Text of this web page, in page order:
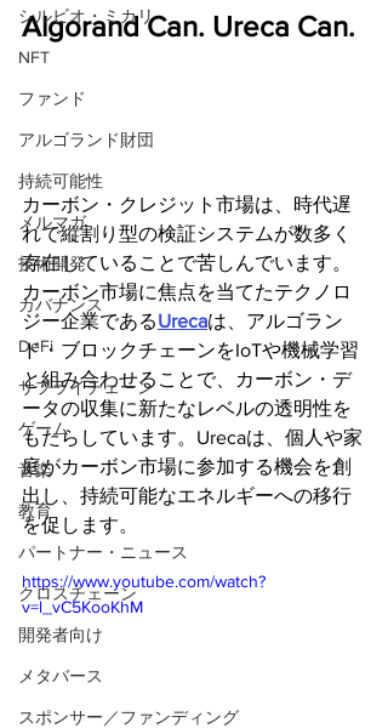
シルビオ・ミカリ
NFT
ファンド
アルゴランド財団
持続可能性
メルマガ
技術開発
ガバナンス
DeFi
サプライチェーン
ゲーム
音楽
教育
パートナー・ニュース
クロスチェーン
開発者向け
メタバース
スポンサー／ファンディング
Algorand Can. Ureca Can.
カーボン・クレジット市場は、時代遅
れで縦割り型の検証システムが数多く
存在していることで苦しんでいます。
カーボン市場に焦点を当てたテクノロ
ジー企業であるUrecaは、アルゴラン
ド・ブロックチェーンをIoTや機械学習
と組み合わせることで、カーボン・デ
ータの収集に新たなレベルの透明性を
もたらしています。Urecaは、個人や家
庭がカーボン市場に参加する機会を創
出し、持続可能なエネルギーへの移行
を促します。
https://www.youtube.com/watch?
v=l_vC5KooKhM